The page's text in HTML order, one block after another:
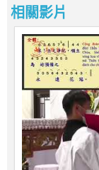
相關影片